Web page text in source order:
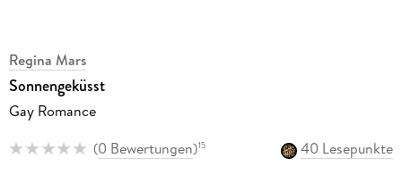
Regina Mars
Sonnengeküsst
Gay Romance
(0 Bewertungen)15
40 Lesepunkte